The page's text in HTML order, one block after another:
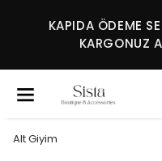
KAPIDA ÖDEME
KARGONUZ
Alt Giyim